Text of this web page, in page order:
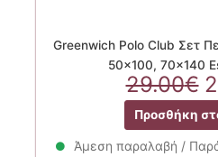
Greenwich Polo Club Σετ
50×100, 70×140
29.00€
Προσθήκη
Άμεση παραλαβή /